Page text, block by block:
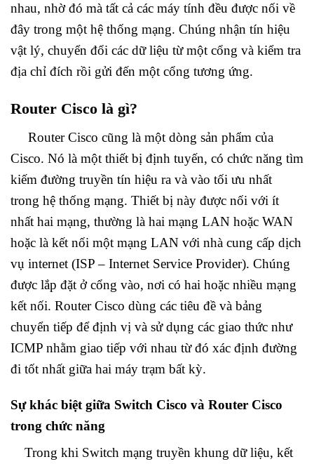
nhau, nhờ đó mà tất cả các máy tính đều được nối về
đây trong một hệ thống mạng. Chúng nhận tín hiệu
vật lý, chuyển đổi các dữ liệu từ một cổng và kiểm tra
địa chỉ đích rồi gửi đến một cổng tương ứng.
Router Cisco là gì?
Router Cisco cũng là một dòng sản phẩm của
Cisco. Nó là một thiết bị định tuyến, có chức năng tìm
kiếm đường truyền tín hiệu ra và vào tối ưu nhất
trong hệ thống mạng. Thiết bị này được nối với ít
nhất hai mạng, thường là hai mạng LAN hoặc WAN
hoặc là kết nối một mạng LAN với nhà cung cấp dịch
vụ internet (ISP – Internet Service Provider). Chúng
được lắp đặt ở cổng vào, nơi có hai hoặc nhiều mạng
kết nối. Router Cisco dùng các tiêu đề và bảng
chuyển tiếp để định vị và sử dụng các giao thức như
ICMP nhằm giao tiếp với nhau từ đó xác định đường
đi tốt nhất giữa hai máy trạm bất kỳ.
Sự khác biệt giữa Switch Cisco và Router Cisco
trong chức năng
Trong khi Switch mạng truyền khung dữ liệu, kết